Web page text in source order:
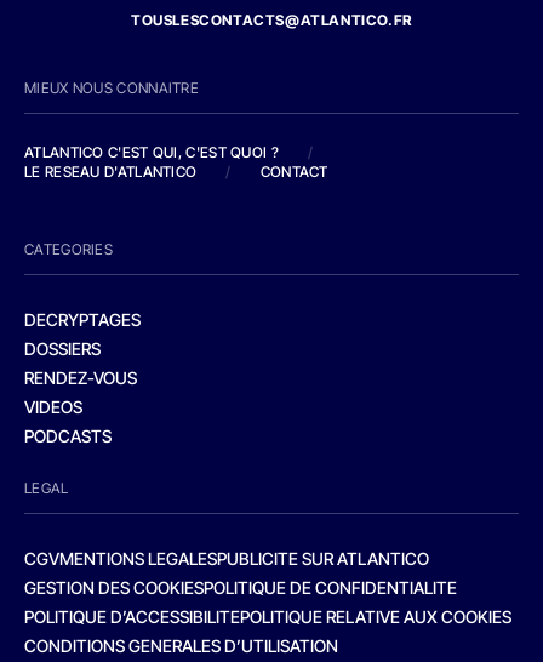
TOUSLESCONTACTS@ATLANTICO.FR
MIEUX NOUS CONNAITRE
ATLANTICO C'EST QUI, C'EST QUOI ?
/
LE RESEAU D'ATLANTICO
/ CONTACT
CATEGORIES
DECRYPTAGES
DOSSIERS
RENDEZ-VOUS
VIDEOS
PODCASTS
LEGAL
CGVMENTIONS LEGALESPUBLICITE SUR ATLANTICO
GESTION DES COOKIESPOLITIQUE DE CONFIDENTIALITE
POLITIQUE D’ACCESSIBILITEPOLITIQUE RELATIVE AUX COOKIES
CONDITIONS GENERALES D’UTILISATION